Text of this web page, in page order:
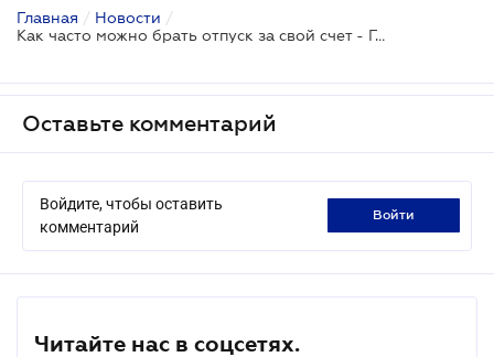
Главная / Новости /
Как часто можно брать отпуск за свой счет - Гоструда
Оставьте комментарий
Войдите, чтобы оставить
комментарий
войти
Читайте нас в соцсетях.